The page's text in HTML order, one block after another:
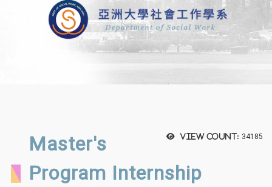
View count: 34185
Master's
Program Internship